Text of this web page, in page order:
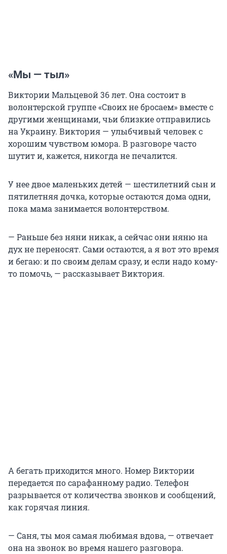
«Мы — тыл»
Виктории Мальцевой 36 лет. Она состоит в
волонтерской группе «Своих не бросаем» вместе с
другими женщинами, чьи близкие отправились
на Украину. Виктория — улыбчивый человек с
хорошим чувством юмора. В разговоре часто
шутит и, кажется, никогда не печалится.
У нее двое маленьких детей — шестилетний сын и
пятилетняя дочка, которые остаются дома одни,
пока мама занимается волонтерством.
— Раньше без няни никак, а сейчас они няню на
дух не переносят. Сами остаются, а я вот это время
и бегаю: и по своим делам сразу, и если надо кому-
то помочь, — рассказывает Виктория.
А бегать приходится много. Номер Виктории
передается по сарафанному радио. Телефон
разрывается от количества звонков и сообщений,
как горячая линия.
— Саня, ты моя самая любимая вдова, — отвечает
она на звонок во время нашего разговора.